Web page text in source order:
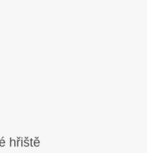
hřiště